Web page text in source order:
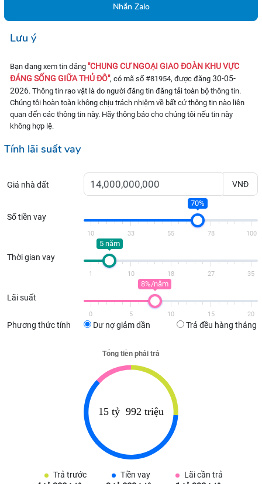
Nhắn Zalo
Lưu ý
Bạn đang xem tin đăng "CHUNG CƯ NGOẠI GIAO ĐOÀN KHU VỰC
ĐÁNG SỐNG GIỮA THỦ ĐÔ", có mã số #81954, được đăng 30-05-
2026. Thông tin rao vặt là do người đăng tin đăng tải toàn bộ thông tin.
Chúng tôi hoàn toàn không chịu trách nhiệm về bất cứ thông tin nào liên
quan đến các thông tin này. Hãy thông báo cho chúng tôi nếu tin này
không hợp lệ.
Tính lãi suất vay
Giá nhà đất VNĐ
Số tiền vay
70%
10 33 55 78 100
Thời gian vay
5 năm
1 10 18 27 35
Lãi suất
8%/năm
0 5 10 15 20
Phương thức tính Dư nợ giảm dần Trả đều hàng tháng
Trả trước Tiền vay Lãi cần trả